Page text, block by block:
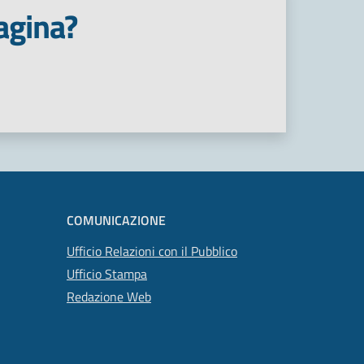
COMUNICAZIONE
Ufficio Relazioni con il Pubblico
Ufficio Stampa
Redazione Web